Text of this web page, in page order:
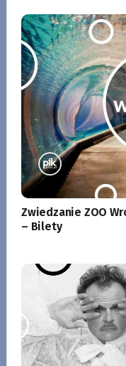
Zwiedzanie ZOO
– Bilety